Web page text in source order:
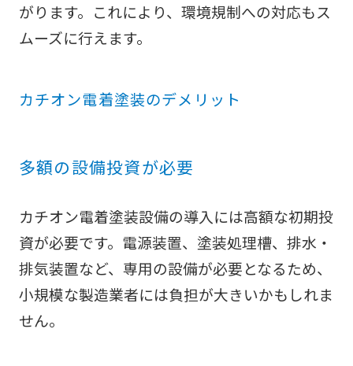
がります。これにより、環境規制への対応もス
ムーズに行えます。
カチオン電着塗装のデメリット
多額の設備投資が必要
カチオン電着塗装設備の導入には高額な初期投
資が必要です。電源装置、塗装処理槽、排水・
排気装置など、専用の設備が必要となるため、
小規模な製造業者には負担が大きいかもしれま
せん。